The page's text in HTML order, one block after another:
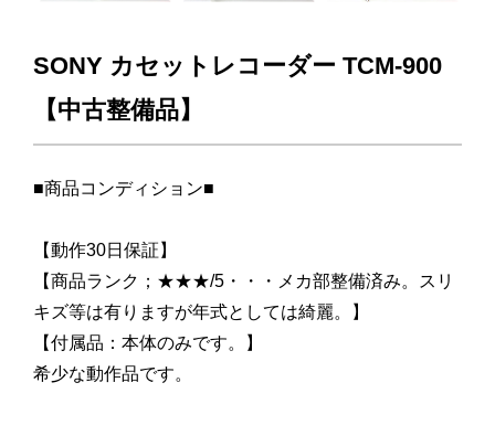
SONY カセットレコーダー TCM-900
【中古整備品】
■商品コンディション■
【動作30日保証】
【商品ランク；★★★/5・・・メカ部整備済み。スリ
キズ等は有りますが年式としては綺麗。】
【付属品：本体のみです。】
希少な動作品です。